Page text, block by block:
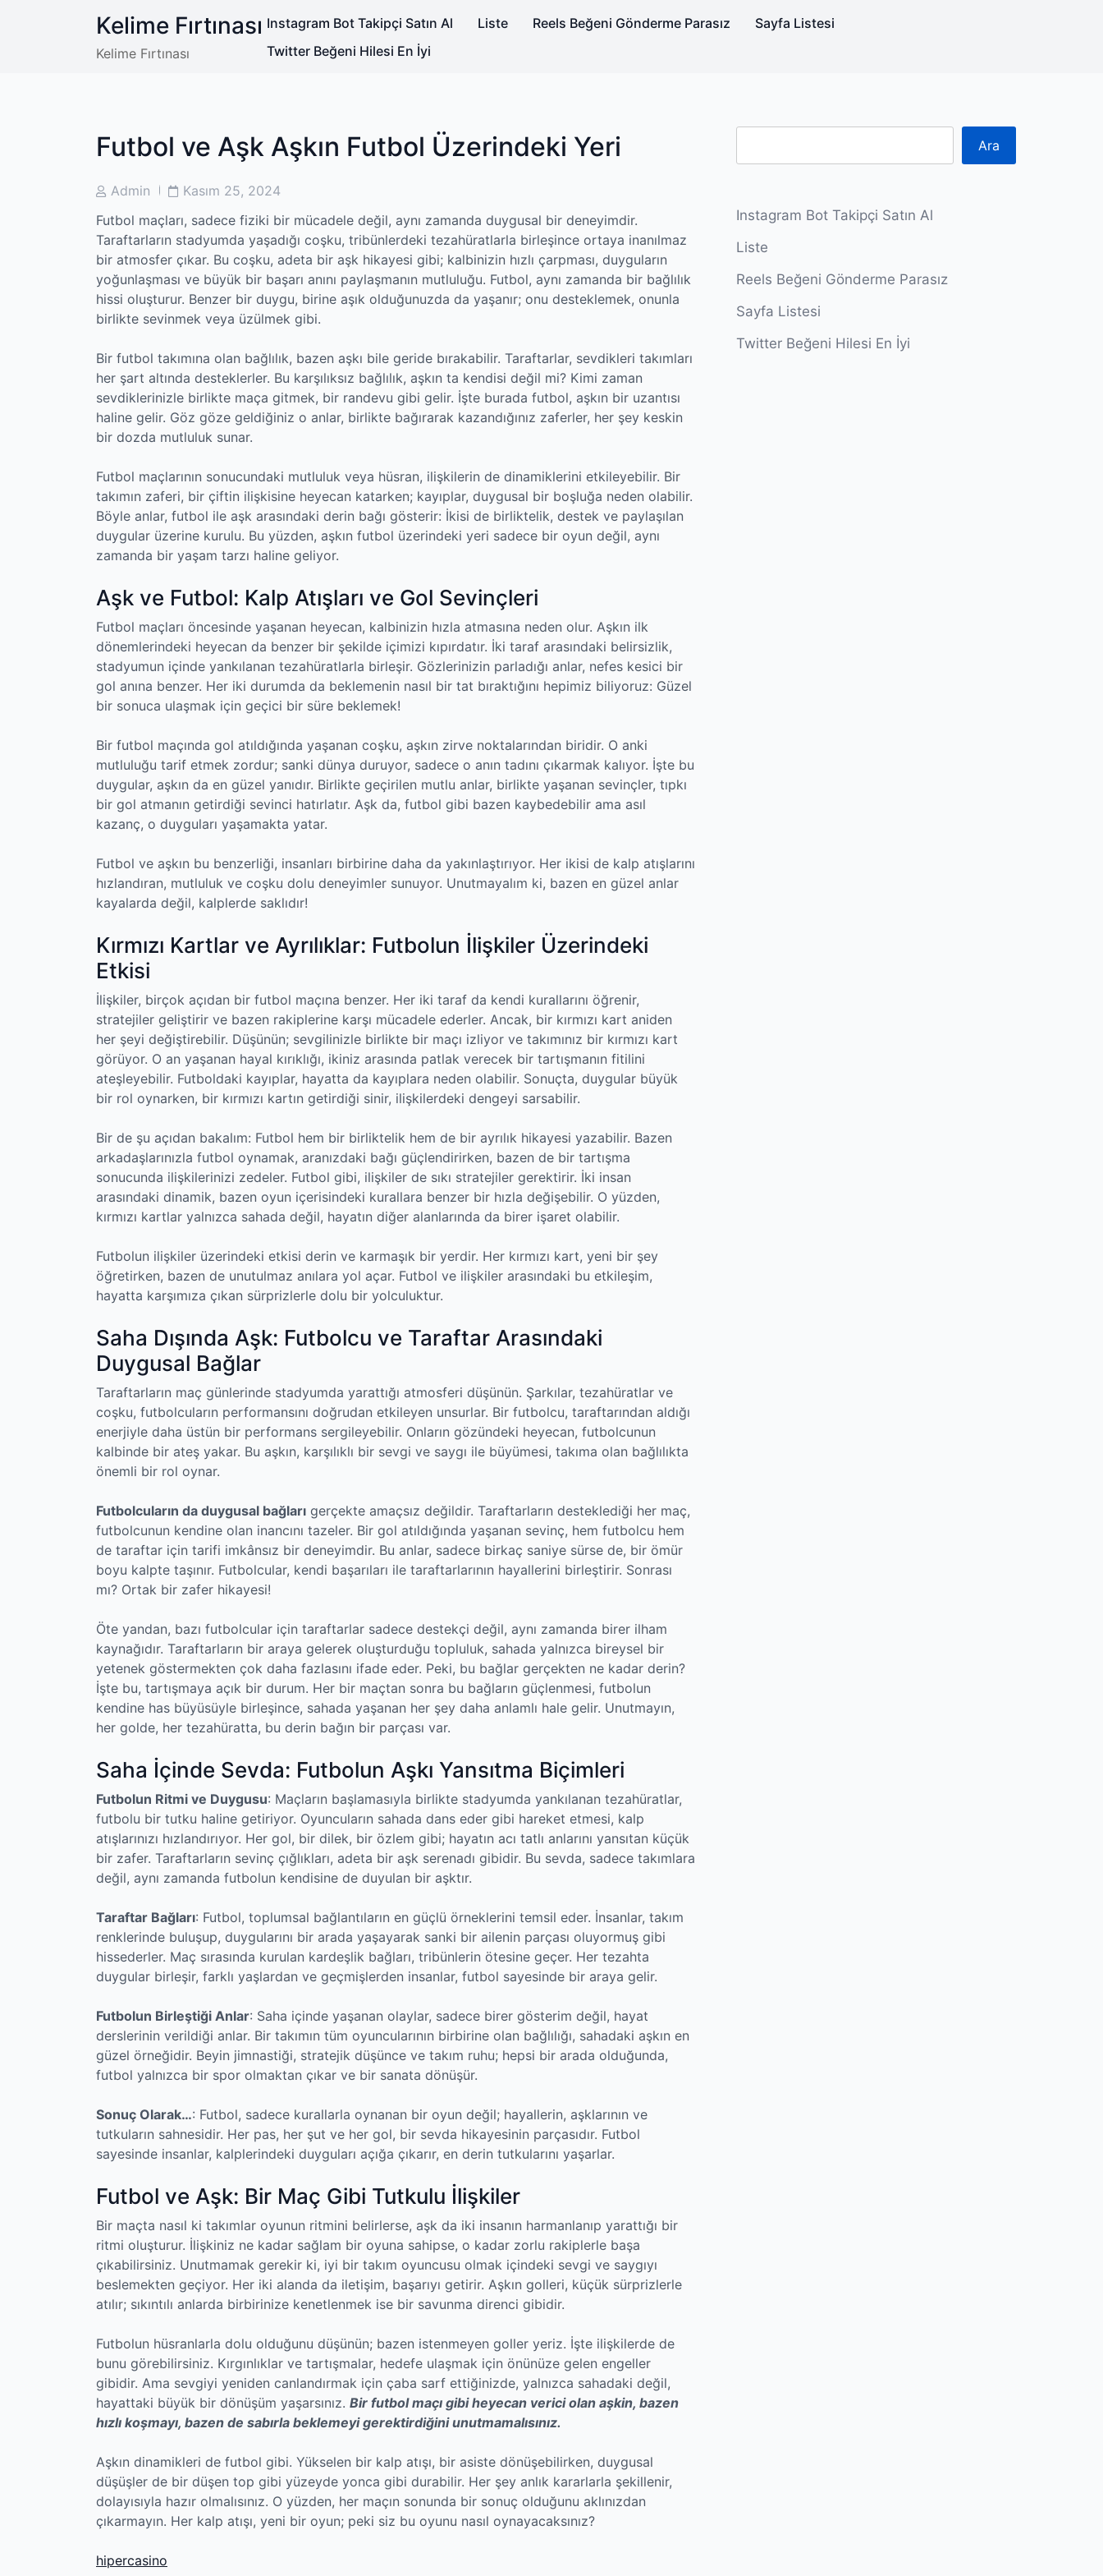
Kelime Fırtınası
Kelime Fırtınası
Instagram Bot Takipçi Satın Al Liste Reels Beğeni Gönderme Parasız
Sayfa Listesi
Twitter Beğeni Hilesi En İyi
Futbol ve Aşk Aşkın Futbol Üzerindeki Yeri
PostAdmin
PostKasım 25, 2024
Futbol maçları, sadece fiziki bir mücadele değil, aynı zamanda duygusal bir deneyimdir.
Taraftarların stadyumda yaşadığı coşku, tribünlerdeki tezahüratlarla birleşince ortaya inanılmaz
bir atmosfer çıkar. Bu coşku, adeta bir aşk hikayesi gibi; kalbinizin hızlı çarpması, duyguların
yoğunlaşması ve büyük bir başarı anını paylaşmanın mutluluğu. Futbol, aynı zamanda bir bağlılık
hissi oluşturur. Benzer bir duygu, birine aşık olduğunuzda da yaşanır; onu desteklemek, onunla
birlikte sevinmek veya üzülmek gibi.
Bir futbol takımına olan bağlılık, bazen aşkı bile geride bırakabilir. Taraftarlar, sevdikleri takımları
her şart altında desteklerler. Bu karşılıksız bağlılık, aşkın ta kendisi değil mi? Kimi zaman
sevdiklerinizle birlikte maça gitmek, bir randevu gibi gelir. İşte burada futbol, aşkın bir uzantısı
haline gelir. Göz göze geldiğiniz o anlar, birlikte bağırarak kazandığınız zaferler, her şey keskin
bir dozda mutluluk sunar.
Futbol maçlarının sonucundaki mutluluk veya hüsran, ilişkilerin de dinamiklerini etkileyebilir. Bir
takımın zaferi, bir çiftin ilişkisine heyecan katarken; kayıplar, duygusal bir boşluğa neden olabilir.
Böyle anlar, futbol ile aşk arasındaki derin bağı gösterir: İkisi de birliktelik, destek ve paylaşılan
duygular üzerine kurulu. Bu yüzden, aşkın futbol üzerindeki yeri sadece bir oyun değil, aynı
zamanda bir yaşam tarzı haline geliyor.
Aşk ve Futbol: Kalp Atışları ve Gol Sevinçleri
Futbol maçları öncesinde yaşanan heyecan, kalbinizin hızla atmasına neden olur. Aşkın ilk
dönemlerindeki heyecan da benzer bir şekilde içimizi kıpırdatır. İki taraf arasındaki belirsizlik,
stadyumun içinde yankılanan tezahüratlarla birleşir. Gözlerinizin parladığı anlar, nefes kesici bir
gol anına benzer. Her iki durumda da beklemenin nasıl bir tat bıraktığını hepimiz biliyoruz: Güzel
bir sonuca ulaşmak için geçici bir süre beklemek!
Bir futbol maçında gol atıldığında yaşanan coşku, aşkın zirve noktalarından biridir. O anki
mutluluğu tarif etmek zordur; sanki dünya duruyor, sadece o anın tadını çıkarmak kalıyor. İşte bu
duygular, aşkın da en güzel yanıdır. Birlikte geçirilen mutlu anlar, birlikte yaşanan sevinçler, tıpkı
bir gol atmanın getirdiği sevinci hatırlatır. Aşk da, futbol gibi bazen kaybedebilir ama asıl
kazanç, o duyguları yaşamakta yatar.
Futbol ve aşkın bu benzerliği, insanları birbirine daha da yakınlaştırıyor. Her ikisi de kalp atışlarını
hızlandıran, mutluluk ve coşku dolu deneyimler sunuyor. Unutmayalım ki, bazen en güzel anlar
kayalarda değil, kalplerde saklıdır!
Kırmızı Kartlar ve Ayrılıklar: Futbolun İlişkiler Üzerindeki
Etkisi
İlişkiler, birçok açıdan bir futbol maçına benzer. Her iki taraf da kendi kurallarını öğrenir,
stratejiler geliştirir ve bazen rakiplerine karşı mücadele ederler. Ancak, bir kırmızı kart aniden
her şeyi değiştirebilir. Düşünün; sevgilinizle birlikte bir maçı izliyor ve takımınız bir kırmızı kart
görüyor. O an yaşanan hayal kırıklığı, ikiniz arasında patlak verecek bir tartışmanın fitilini
ateşleyebilir. Futboldaki kayıplar, hayatta da kayıplara neden olabilir. Sonuçta, duygular büyük
bir rol oynarken, bir kırmızı kartın getirdiği sinir, ilişkilerdeki dengeyi sarsabilir.
Bir de şu açıdan bakalım: Futbol hem bir birliktelik hem de bir ayrılık hikayesi yazabilir. Bazen
arkadaşlarınızla futbol oynamak, aranızdaki bağı güçlendirirken, bazen de bir tartışma
sonucunda ilişkilerinizi zedeler. Futbol gibi, ilişkiler de sıkı stratejiler gerektirir. İki insan
arasındaki dinamik, bazen oyun içerisindeki kurallara benzer bir hızla değişebilir. O yüzden,
kırmızı kartlar yalnızca sahada değil, hayatın diğer alanlarında da birer işaret olabilir.
Futbolun ilişkiler üzerindeki etkisi derin ve karmaşık bir yerdir. Her kırmızı kart, yeni bir şey
öğretirken, bazen de unutulmaz anılara yol açar. Futbol ve ilişkiler arasındaki bu etkileşim,
hayatta karşımıza çıkan sürprizlerle dolu bir yolculuktur.
Saha Dışında Aşk: Futbolcu ve Taraftar Arasındaki
Duygusal Bağlar
Taraftarların maç günlerinde stadyumda yarattığı atmosferi düşünün. Şarkılar, tezahüratlar ve
coşku, futbolcuların performansını doğrudan etkileyen unsurlar. Bir futbolcu, taraftarından aldığı
enerjiyle daha üstün bir performans sergileyebilir. Onların gözündeki heyecan, futbolcunun
kalbinde bir ateş yakar. Bu aşkın, karşılıklı bir sevgi ve saygı ile büyümesi, takıma olan bağlılıkta
önemli bir rol oynar.
Futbolcuların da duygusal bağları gerçekte amaçsız değildir. Taraftarların desteklediği her maç,
futbolcunun kendine olan inancını tazeler. Bir gol atıldığında yaşanan sevinç, hem futbolcu hem
de taraftar için tarifi imkânsız bir deneyimdir. Bu anlar, sadece birkaç saniye sürse de, bir ömür
boyu kalpte taşınır. Futbolcular, kendi başarıları ile taraftarlarının hayallerini birleştirir. Sonrası
mı? Ortak bir zafer hikayesi!
Öte yandan, bazı futbolcular için taraftarlar sadece destekçi değil, aynı zamanda birer ilham
kaynağıdır. Taraftarların bir araya gelerek oluşturduğu topluluk, sahada yalnızca bireysel bir
yetenek göstermekten çok daha fazlasını ifade eder. Peki, bu bağlar gerçekten ne kadar derin?
İşte bu, tartışmaya açık bir durum. Her bir maçtan sonra bu bağların güçlenmesi, futbolun
kendine has büyüsüyle birleşince, sahada yaşanan her şey daha anlamlı hale gelir. Unutmayın,
her golde, her tezahüratta, bu derin bağın bir parçası var.
Saha İçinde Sevda: Futbolun Aşkı Yansıtma Biçimleri
Futbolun Ritmi ve Duygusu: Maçların başlamasıyla birlikte stadyumda yankılanan tezahüratlar,
futbolu bir tutku haline getiriyor. Oyuncuların sahada dans eder gibi hareket etmesi, kalp
atışlarınızı hızlandırıyor. Her gol, bir dilek, bir özlem gibi; hayatın acı tatlı anlarını yansıtan küçük
bir zafer. Taraftarların sevinç çığlıkları, adeta bir aşk serenadı gibidir. Bu sevda, sadece takımlara
değil, aynı zamanda futbolun kendisine de duyulan bir aşktır.
Taraftar Bağları: Futbol, toplumsal bağlantıların en güçlü örneklerini temsil eder. İnsanlar, takım
renklerinde buluşup, duygularını bir arada yaşayarak sanki bir ailenin parçası oluyormuş gibi
hissederler. Maç sırasında kurulan kardeşlik bağları, tribünlerin ötesine geçer. Her tezahta
duygular birleşir, farklı yaşlardan ve geçmişlerden insanlar, futbol sayesinde bir araya gelir.
Futbolun Birleştiği Anlar: Saha içinde yaşanan olaylar, sadece birer gösterim değil, hayat
derslerinin verildiği anlar. Bir takımın tüm oyuncularının birbirine olan bağlılığı, sahadaki aşkın en
güzel örneğidir. Beyin jimnastiği, stratejik düşünce ve takım ruhu; hepsi bir arada olduğunda,
futbol yalnızca bir spor olmaktan çıkar ve bir sanata dönüşür.
Sonuç Olarak…: Futbol, sadece kurallarla oynanan bir oyun değil; hayallerin, aşklarının ve
tutkuların sahnesidir. Her pas, her şut ve her gol, bir sevda hikayesinin parçasıdır. Futbol
sayesinde insanlar, kalplerindeki duyguları açığa çıkarır, en derin tutkularını yaşarlar.
Futbol ve Aşk: Bir Maç Gibi Tutkulu İlişkiler
Bir maçta nasıl ki takımlar oyunun ritmini belirlerse, aşk da iki insanın harmanlanıp yarattığı bir
ritmi oluşturur. İlişkiniz ne kadar sağlam bir oyuna sahipse, o kadar zorlu rakiplerle başa
çıkabilirsiniz. Unutmamak gerekir ki, iyi bir takım oyuncusu olmak içindeki sevgi ve saygıyı
beslemekten geçiyor. Her iki alanda da iletişim, başarıyı getirir. Aşkın golleri, küçük sürprizlerle
atılır; sıkıntılı anlarda birbirinize kenetlenmek ise bir savunma direnci gibidir.
Futbolun hüsranlarla dolu olduğunu düşünün; bazen istenmeyen goller yeriz. İşte ilişkilerde de
bunu görebilirsiniz. Kırgınlıklar ve tartışmalar, hedefe ulaşmak için önünüze gelen engeller
gibidir. Ama sevgiyi yeniden canlandırmak için çaba sarf ettiğinizde, yalnızca sahadaki değil,
hayattaki büyük bir dönüşüm yaşarsınız. Bir futbol maçı gibi heyecan verici olan aşkin, bazen
hızlı koşmayı, bazen de sabırla beklemeyi gerektirdiğini unutmamalısınız.
Aşkın dinamikleri de futbol gibi. Yükselen bir kalp atışı, bir asiste dönüşebilirken, duygusal
düşüşler de bir düşen top gibi yüzeyde yonca gibi durabilir. Her şey anlık kararlarla şekillenir,
dolayısıyla hazır olmalısınız. O yüzden, her maçın sonunda bir sonuç olduğunu aklınızdan
çıkarmayın. Her kalp atışı, yeni bir oyun; peki siz bu oyunu nasıl oynayacaksınız?
hipercasino
Ara
Instagram Bot Takipçi Satın Al
Liste
Reels Beğeni Gönderme Parasız
Sayfa Listesi
Twitter Beğeni Hilesi En İyi